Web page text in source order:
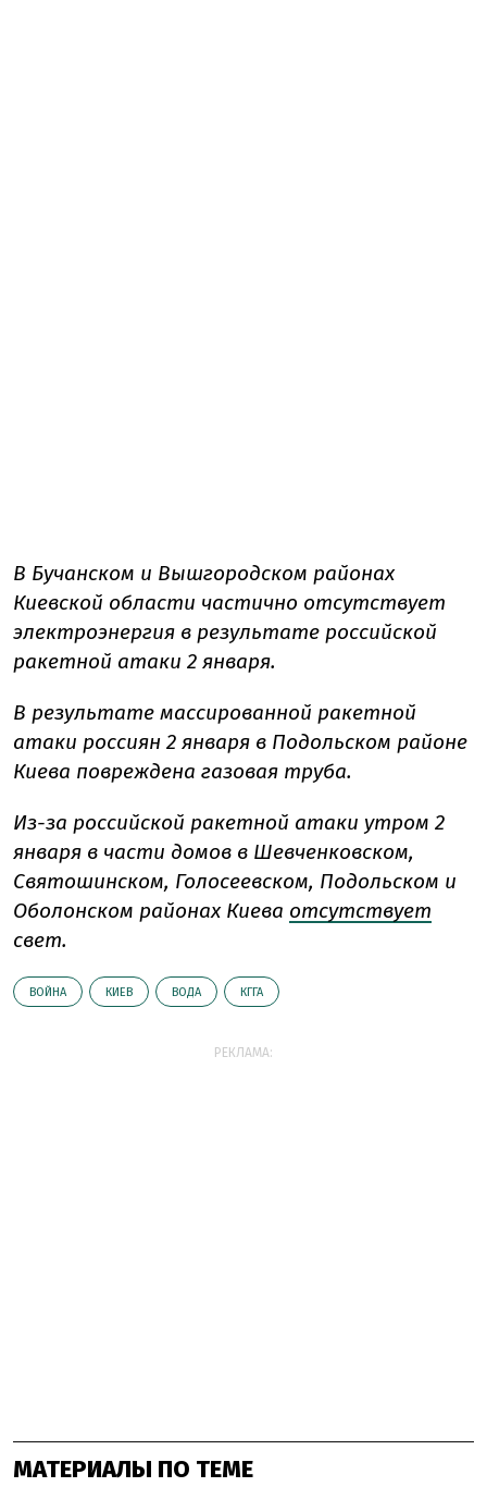
В Бучанском и Вышгородском районах
Киевской области частично отсутствует
электроэнергия в результате российской
ракетной атаки 2 января.
В результате массированной ракетной
атаки россиян 2 января в Подольском районе
Киева повреждена газовая труба.
Из-за российской ракетной атаки утром 2
января в части домов в Шевченковском,
Святошинском, Голосеевском, Подольском и
Оболонском районах Киева отсутствует
свет.
ВОЙНА КИЕВ ВОДА КГГА
РЕКЛАМА:
МАТЕРИАЛЫ ПО ТЕМЕ